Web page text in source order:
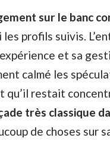
sur le banc
les profils suivis.
et sa
calmé les
qu’il restait
très classique
de choses sur